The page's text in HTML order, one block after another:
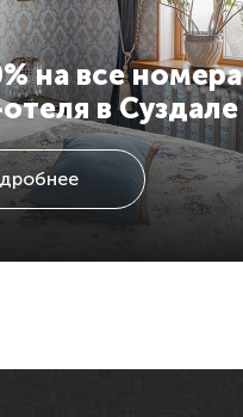
на все номера
в Суздале